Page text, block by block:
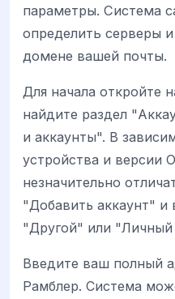
параметры. Система
определить серверы
домене вашей почты.
Для начала откройте
найдите раздел
и аккаунты". В
устройства и версии
незначительно
"Добавить аккаунт" и
"Другой" или "Личный
Введите ваш полный
Рамблер. Система